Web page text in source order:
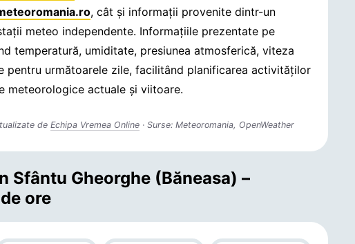
, cât și informații provenite dintr-un
meteo independente. Informațiile prezentate pe
temperatură, umiditate, presiunea atmosferică, viteza
pentru următoarele zile, facilitând planificarea activităților
meteorologice actuale și viitoare.
deEchipa Vremea Online · Surse: Meteoromania, OpenWeather
Sfântu Gheorghe (Băneasa) –
ore